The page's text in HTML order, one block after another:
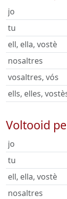
jo
tu
ell, ella, vostè
nosaltres
vosaltres, vós
ells, elles,
Voltooid
jo
tu
ell, ella, vostè
nosaltres